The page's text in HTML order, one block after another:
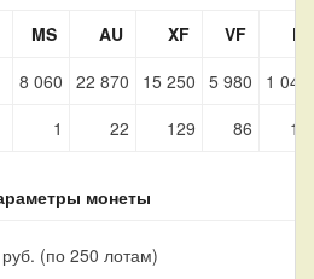
MS AU XF VF
F
8 060 22 870 15 250 5 980
1 040
1 22 129 86 12
монеты
(по 250 лотам)